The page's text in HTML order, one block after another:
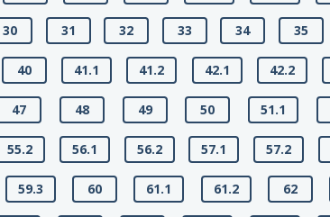
30 31 32 33 34 35
40 41.1 41.2 42.1 42.2
47 48 49 50 51.1
55.2 56.1 56.2 57.1 57.2
59.3 60 61.1 61.2 62